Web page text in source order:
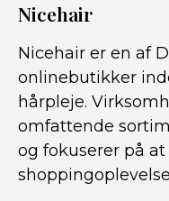
Nicehair
Nicehair er en af
onlinebutikker
hårpleje.
omfattende
og fokuserer på